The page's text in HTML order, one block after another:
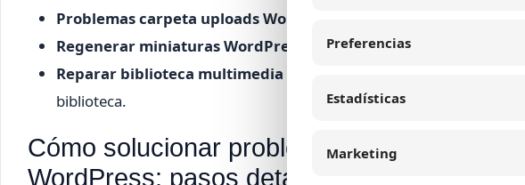
Problemas carpeta uploads WordPress:
Regenerar miniaturas WordPress:
solución para problemas de
Reparar biblioteca multimedia WordPress:
biblioteca.
Cómo solucionar problemas con la
WordPress: pasos detallados
Preferencias
Estadísticas
Marketing